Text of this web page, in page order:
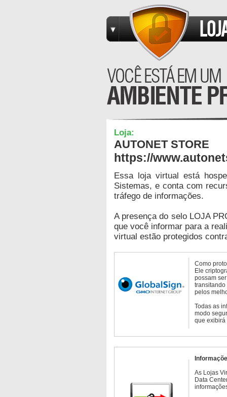
Loja:
AUTONET STORE
https://
Essa loja virtual está
Sistemas, e conta com
tráfego de informações.
A presença do selo LOJA
que você informar para a
virtual estão protegidos
Como
Ele
possam
transitando
pelos
Todas as
modo
que exibirá
As Lojas
Data